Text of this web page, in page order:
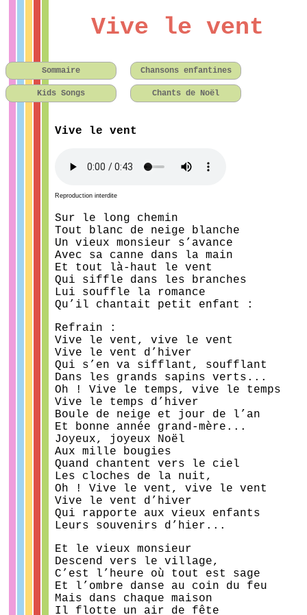
Vive le vent
Sommaire Chansons enfantines
Kids Songs Chants de Noël
Vive le vent
Reproduction interdite
Sur le long chemin
Tout blanc de neige blanche
Un vieux monsieur s’avance
Avec sa canne dans la main
Et tout là-haut le vent
Qui siffle dans les branches
Lui souffle la romance
Qu’il chantait petit enfant :
Refrain :
Vive le vent, vive le vent
Vive le vent d’hiver
Qui s’en va sifflant, soufflant
Dans les grands sapins verts...
Oh ! Vive le temps, vive le temps
Vive le temps d’hiver
Boule de neige et jour de l’an
Et bonne année grand-mère...
Joyeux, joyeux Noël
Aux mille bougies
Quand chantent vers le ciel
Les cloches de la nuit,
Oh ! Vive le vent, vive le vent
Vive le vent d’hiver
Qui rapporte aux vieux enfants
Leurs souvenirs d’hier...
Et le vieux monsieur
Descend vers le village,
C’est l’heure où tout est sage
Et l’ombre danse au coin du feu
Mais dans chaque maison
Il flotte un air de fête